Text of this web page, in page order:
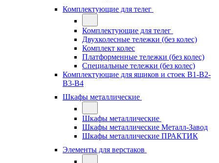
Комплектующие для телег
Комплектующие для телег
Двухколесные тележки (без колес)
Комплект колес
Платформенные тележки (без колес)
Специальные тележки (без колес)
Комплектующие для ящиков и стоек В1-В2-
В3-В4
Шкафы металлические
Шкафы металлические
Шкафы металлические Металл-Завод
Шкафы металлические ПРАКТИК
Элементы для верстаков